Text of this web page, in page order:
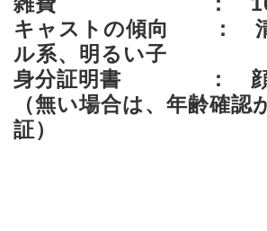
キャストの傾向 ： 清
ル系、明るい子
身分証明書 ： 顔
（無い場合は、年齢確認
証）